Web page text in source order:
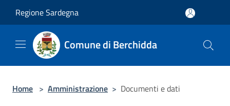
Regione Sardegna
Comune di Berchidda
Home > Amministrazione > Documenti e dati